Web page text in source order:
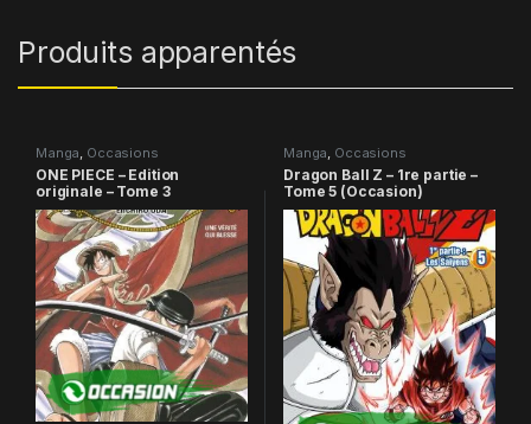
Produits apparentés
Manga, Occasions
ONE PIECE – Edition
originale – Tome 3
Manga, Occasions
Dragon Ball Z – 1re partie –
Tome 5 (Occasion)